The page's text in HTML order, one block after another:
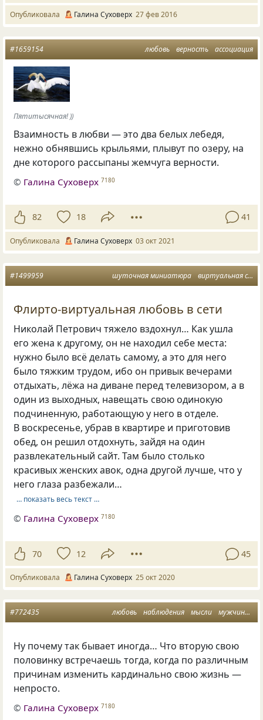
Опубликовала Галина Суховерх 27 фев 2016
любовь верность ассоциация
#1659154
Пятитысячная! ))
Взаимность в любви — это два белых лебедя,
нежно обнявшись крыльями, плывут по озеру, на
дне которого рассыпаны жемчуга верности.
© Галина Суховерх 7180
82 18 41
Опубликовала Галина Суховерх 03 окт 2021
шуточная миниатюра виртуальная сеть
#1499959
Флирто-виртуальная любовь в сети
Николай Петрович тяжело вздохнул… Как ушла
его жена к другому, он не находил себе места:
нужно было всё делать самому, а это для него
было тяжким трудом, ибо он привык вечерами
отдыхать, лёжа на диване перед телевизором, а в
один из выходных, навещать свою одинокую
подчиненную, работающую у него в отделе.
В воскресенье, убрав в квартире и приготовив
обед, он решил отдохнуть, зайдя на один
развлекательный сайт. Там было столько
красивых женских авок, одна другой лучше, что у
него глаза разбежали…
… показать весь текст …
© Галина Суховерх 7180
70 12 45
Опубликовала Галина Суховерх 25 окт 2020
любовь наблюдения мысли мужчины и женщины
#772435
Ну почему так бывает иногда… Что вторую свою
половинку встречаешь тогда, когда по различным
причинам изменить кардинально свою жизнь —
непросто.
© Галина Суховерх 7180